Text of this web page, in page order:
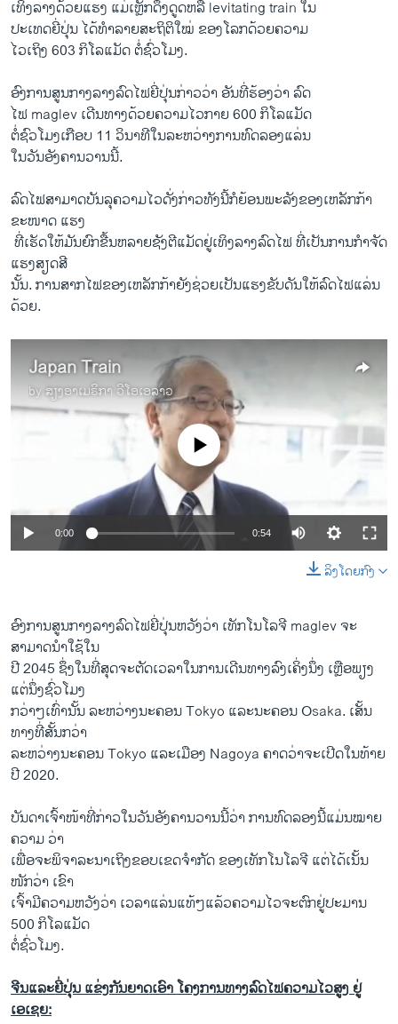
ລາຍການກະຈາຍສຽງ
ລາຍງານ
ຕິດຕາມພວກເຮົາ ທີ່
ພາສາຕ່າງໆ
ເທິງລາງດ້ວຍແຮງ ແມ່ເຫຼັກດຶງດູດຫລື levitating train ໃນ
​ປະ​ເທດ​ຍີ່​ປຸ່ນ ​ໄດ້​ທຳລາຍສະຖິຕິໃໝ່ ຂອງໂລກດ້ວຍຄວາມ
ໄວ​ເຖິງ 603 ກິ​ໂລ​ແມັດ ຕໍ່​ຊົ່ວ​ໂມງ.
ອົງການສູນ​ກາງລາງ​ລົດ​ໄຟ​ຍີ່ປຸ່ນ​ກ່າວ​ວ່າ ອັນ​ທີ່​ຮ້ອງ​ວ່າ ລົດ
​ໄຟ maglev ​ເດີນ​ທາງ​ດ້ວຍ​ຄວາມ​ໄວ​ກາຍ 600 ກິ​ໂລ​ແມັດ
ຕໍ່​ຊົວ​ໂມງເກືອບ​ 11 ວິນາ​ທີໃນ​ລະຫວ່າງ​ການທົດ​ລອງແລ່ນ
​ໃນ​ວັນ​ອັງຄານ​ວານ​ນີ້.
ລົດ​ໄຟ​ສາມາດ​ບັນລຸຄວາມ​ໄວ​ດັ່ງກ່າວທັງນີ້ກໍຍ້ອນ​ພະລັງ​ຂອງເຫລັກ​ກ້າ
ຂະໜາດ ແຮງ
​ ທີ່​ເຮັດ​ໃຫ້​ມັນ​ຍົກ​ຂື້ນ​ຫລາຍ​ຊັງ​ຕີ​ແມັດຢູ່​ເທິງ​ລາງ​ລົດ​ໄຟ ທີ່​ເປັນ​ການ​ກຳຈັດ
ແຮງສຽດສີ
ນັ້ນ. ການ​ສາກ​ໄຟ​ຂອງ​ເຫລັກ​ກ້າ​ຍັງ​ຊ່ວຍ​ເປັນແຮງຂັບດັນໃຫ້​ລົດ​ໄຟ​ແລ່ນ
ດ້ວຍ.
Japan Train
by ສຽງອາເມຣິກາ ວີໂອເອລາວ
No media source currently available
0:00 0:54
ລິງໂດຍກົງ
ອົງການສູ​ນກາງ​ລາງ​ລົດ​ໄຟ​ຍີ່​ປຸ່ນຫວັງ​ວ່າ ​ເທັກ​ໂນ​ໂລ​ຈີ maglev ຈະ
ສາມາດ​ນຳໃຊ້​ໃນ
​ປີ 2045 ​ຊຶ່ງໃນ​ທີ່​ສຸດ​ຈະ​ຕັດ​ເວລາໃນການເດີນທາງລົງ​ເຄິ່ງນຶ່ງ ເຫຼືອພຽງ​
ແຕ່ນຶ່ງ​ຊົ່ວໂມງ
ກວ່າໆເທົ່ານັ້ນ ລະຫວ່າງນະຄອນ​ Tokyo ​ແລະ​ນະຄອນ​ Osaka. ​ເ​ສັ້ນ​
ທາງ​ທີ່​ສັ້ນ​ກວ່າ
ລະຫວ່າງນະຄອນ Tokyo ​ແລະເມືອງ Nagoya ຄາດ​ວ່າ​ຈະ​ເປີດ​ໃນທ້າຍ​
ປີ 2020.
ບັນດາ​ເຈົ້າ​ໜ້າ​ທີ່​ກ່າວໃນ​ວັນ​ອັງຄານ​ວານ​ນີ້​ວ່າ ການ​ທົດ​ລອງນີ້​ແມ່ນໝາຍ
ຄວາມ ວ່າ
ເພື່ອຈະ​ພິຈາລະນາ​ເຖິງຂອບ​ເຂດ​ຈຳກັດ ​ຂອງ​ເທັກ​ໂນ​ໂລ​ຈີ ​ແຕ່​ໄດ້​ເນັ້ນ​
ໜັກ​ວ່າ ​ເຂົາ
​ເຈົ້າ​ມີ​ຄວາມ​ຫວັງວ່າ ເວລາແລ່ນ​ແທ້​ໆແລ້ວຄວາມໄວຈະຕົກ​ຢູ່​ປະມານ
500 ກິ​ໂລ​ແມັດ
​ຕໍ່​ຊົ່ວ​ໂມງ.
ຈີນແລະຍີ່ປຸ່ນ ແຂ່ງກັນຍາດເອົາ ໂຄງການທາງລົດໄຟຄວາມໄວສູງ ຢູ່
ເອເຊຍ: